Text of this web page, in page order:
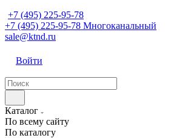
+7 (495) 225-95-78
+7 (495) 225-95-78 Многоканальный
sale@ktnd.ru
Войти
Каталог
По всему сайту
По каталогу